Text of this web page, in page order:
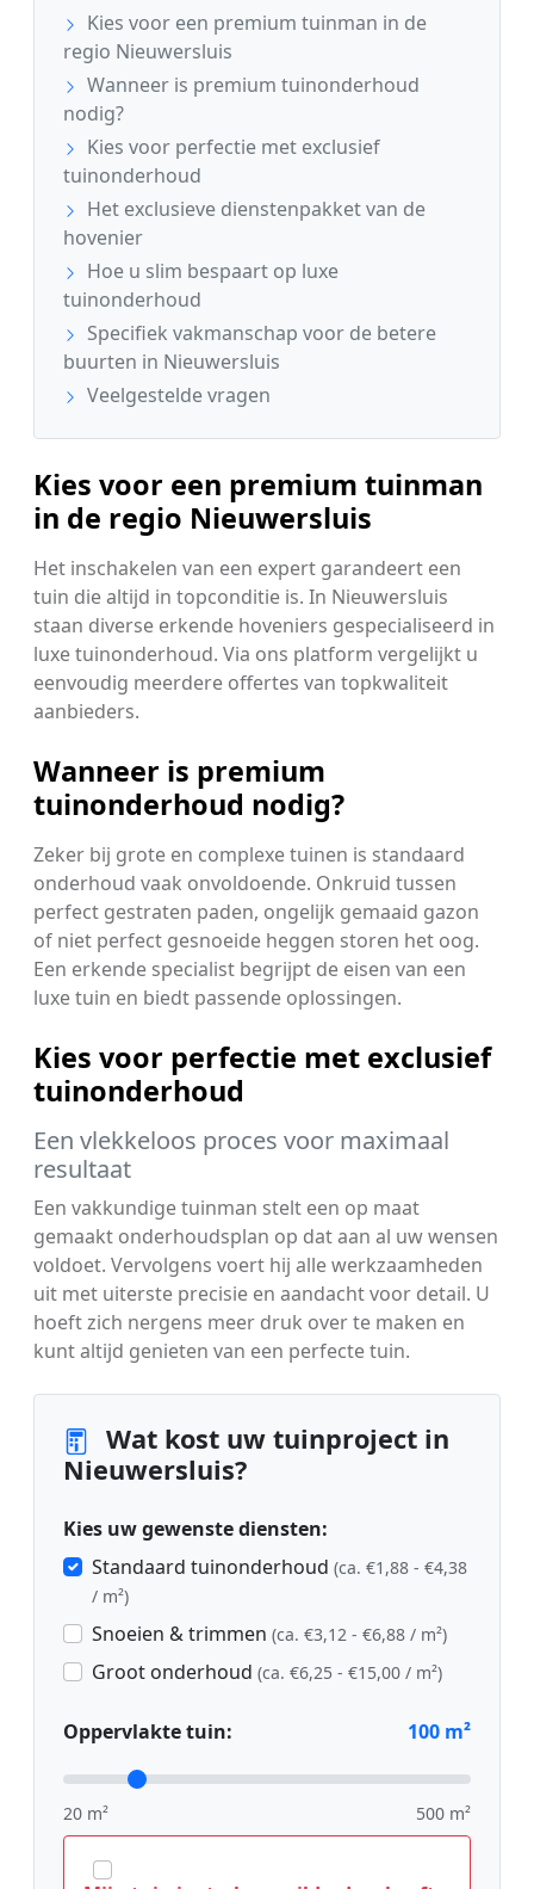
Kies voor een premium tuinman in de
regio Nieuwersluis
Wanneer is premium tuinonderhoud
nodig?
Kies voor perfectie met exclusief
tuinonderhoud
Het exclusieve dienstenpakket van de
hovenier
Hoe u slim bespaart op luxe
tuinonderhoud
Specifiek vakmanschap voor de betere
buurten in Nieuwersluis
Veelgestelde vragen
Kies voor een premium tuinman
in de regio Nieuwersluis
Het inschakelen van een expert garandeert een
tuin die altijd in topconditie is. In Nieuwersluis
staan diverse erkende hoveniers gespecialiseerd in
luxe tuinonderhoud. Via ons platform vergelijkt u
eenvoudig meerdere offertes van topkwaliteit
aanbieders.
Wanneer is premium
tuinonderhoud nodig?
Zeker bij grote en complexe tuinen is standaard
onderhoud vaak onvoldoende. Onkruid tussen
perfect gestraten paden, ongelijk gemaaid gazon
of niet perfect gesnoeide heggen storen het oog.
Een erkende specialist begrijpt de eisen van een
luxe tuin en biedt passende oplossingen.
Kies voor perfectie met exclusief
tuinonderhoud
Een vlekkeloos proces voor maximaal
resultaat
Een vakkundige tuinman stelt een op maat
gemaakt onderhoudsplan op dat aan al uw wensen
voldoet. Vervolgens voert hij alle werkzaamheden
uit met uiterste precisie en aandacht voor detail. U
hoeft zich nergens meer druk over te maken en
kunt altijd genieten van een perfecte tuin.
Wat kost uw tuinproject in
Nieuwersluis?
Kies uw gewenste diensten:
Standaard tuinonderhoud (ca. €1,88 - €4,38
/ m²)
Snoeien & trimmen (ca. €3,12 - €6,88 / m²)
Groot onderhoud (ca. €6,25 - €15,00 / m²)
Oppervlakte tuin: 100 m²
20 m² 500 m²